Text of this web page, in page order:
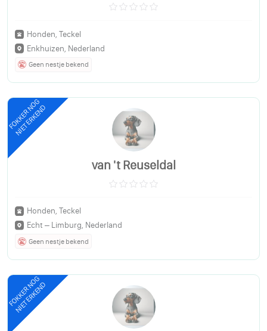
Honden, Teckel
Enkhuizen, Nederland
Geen nestje bekend
FOKKER NOG
NIET ERKEND
van 't Reuseldal
Honden, Teckel
Echt – Limburg, Nederland
Geen nestje bekend
FOKKER NOG
NIET ERKEND